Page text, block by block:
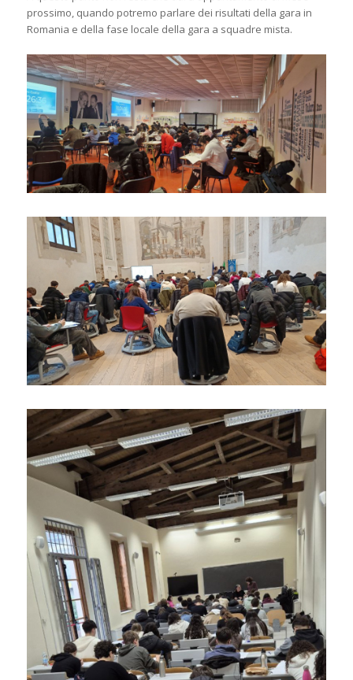
prossimo, quando potremo parlare dei risultati della gara in
Romania e della fase locale della gara a squadre mista.